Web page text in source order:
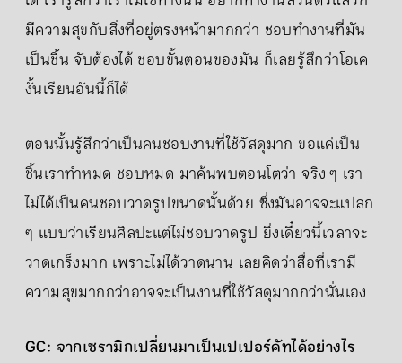
มีความสุขกับสิ่งที่อยู่ตรงหน้ามากกว่า ชอบทำงานที่มัน
เป็นชิ้น จับต้องได้ ชอบขั้นตอนของมัน ก็เลยรู้สึกว่าโอเค
งั้นเรียนอันนี้ก็ได้
ตอนนั้นรู้สึกว่าเป็นคนชอบงานที่ใช้วัสดุมาก ขอแค่เป็น
ชิ้นเราทำหมด ชอบหมด มาค้นพบตอนโตว่า จริง ๆ เรา
ไม่ได้เป็นคนชอบวาดรูปขนาดนั้นด้วย ซึ่งมันอาจจะแปลก
ๆ แบบว่าเรียนศิลปะแต่ไม่ชอบวาดรูป ยิ่งเดี๋ยวนี้เวลาจะ
วาดเกร็งมาก เพราะไม่ได้วาดนาน เลยคิดว่าสื่อที่เรามี
ความสุขมากกว่าอาจจะเป็นงานที่ใช้วัสดุมากกว่านั่นเอง
GC: จากเซรามิกเปลี่ยนมาเป็นเปเปอร์คัทได้อย่างไร